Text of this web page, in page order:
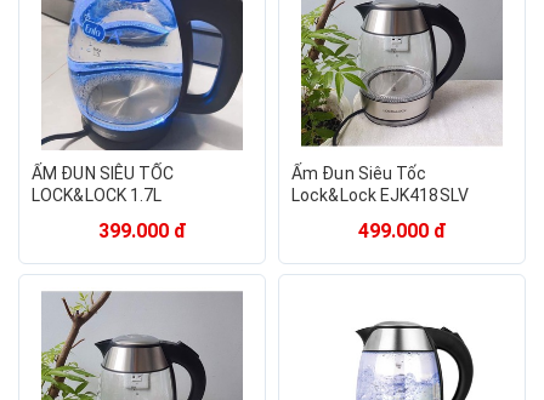
ẤM ĐUN SIÊU TỐC
LOCK&LOCK 1.7L
399.000 đ
Ấm Đun Siêu Tốc
Lock&Lock EJK418SLV
499.000 đ